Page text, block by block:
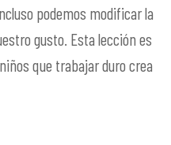
podemos modificar la
gusto. Esta lección es
que trabajar duro crea